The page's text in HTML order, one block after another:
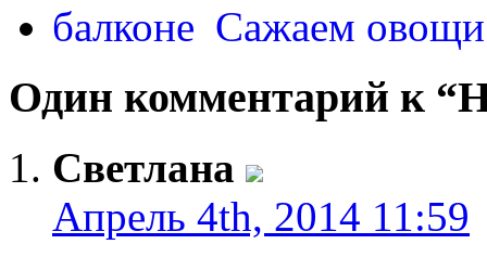
Сажаем овощи
Один комментарий к
Светлана
Апрель 4th, 2014 11:59